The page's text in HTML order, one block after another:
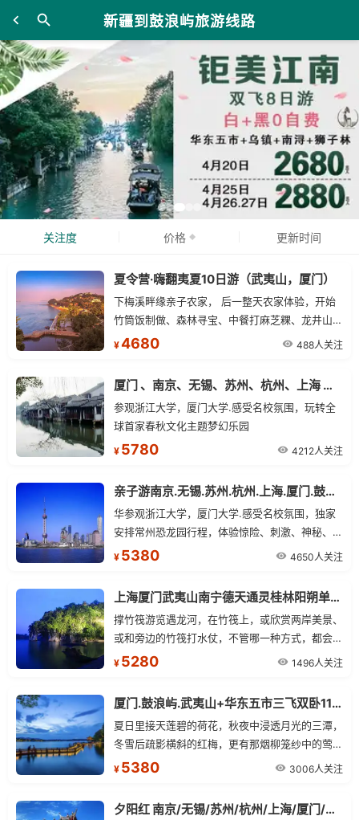
新疆到鼓浪屿旅游线路
关注度 价格 更新时间
夏令营·嗨翻夷夏10日游（武夷山，厦门）
下梅溪畔缘亲子农家， 后一整天农家体验，开始
竹筒饭制做、森林寻宝、中餐打麻芝粿、龙井山拓
展、木印糕点制做、摸鱼摸溪螺 、来个插秧比赛
¥4680 488人关注
厦门 、南京、无锡、苏州、杭州、上海 单飞双卧12日
参观浙江大学，厦门大学.感受名校氛围，玩转全
球首家春秋文化主题梦幻乐园
¥ 5780 4212人关注
亲子游南京.无锡.苏州.杭州.上海.厦门.鼓浪屿.武夷山单飞13日
华参观浙江大学，厦门大学.感受名校氛围，独家
安排常州恐龙园行程，体验惊险、刺激、神秘、互
动的恐龙乐园，打破常规，安排武夷山云河漂流，
¥ 5380 4650人关注
上海厦门武夷山南宁德天通灵桂林阳朔单飞15日
撑竹筏游览遇龙河，在竹筏上，或欣赏两岸美景、
或和旁边的竹筏打水仗，不管哪一种方式，都会让
你觉得快乐、舒心。
¥ 5280 1496人关注
厦门.鼓浪屿.武夷山+华东五市三飞双卧11日
夏日里接天莲碧的荷花，秋夜中浸透月光的三潭，
冬雪后疏影横斜的红梅，更有那烟柳笼纱中的莺
啼，细雨迷蒙中的楼台——无论你在何时来，都会
¥ 5380 3006人关注
夕阳红 南京/无锡/苏州/杭州/上海/厦门/鼓浪屿/武夷山 单飞三卧13日